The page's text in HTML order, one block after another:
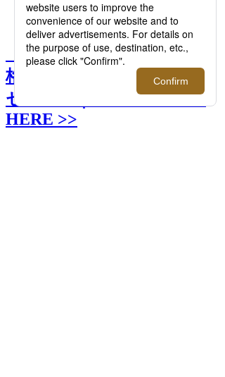
る注目の最旬アクセサリー｜NEW
STYLE’S HERE
【特集】ライフスタイルを
格上げする注目の最旬アク
セサリー｜NEW STYLE’S
HERE >>